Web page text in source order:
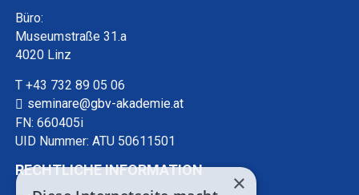
Büro:
Museumstraße 31.a
4020 Linz
T +43 732 89 05 06
seminare@gbv-akademie.at
FN: 660405i
UID Nummer: ATU 50611501
RECHTLICHE INFORMATION
×